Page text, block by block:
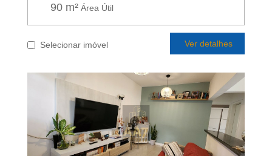
90 m² Área Útil
Selecionar imóvel Ver detalhes